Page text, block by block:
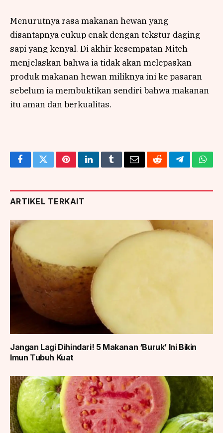
Menurutnya rasa makanan hewan yang
disantapnya cukup enak dengan tekstur daging
sapi yang kenyal. Di akhir kesempatan Mitch
menjelaskan bahwa ia tidak akan melepaskan
produk makanan hewan miliknya ini ke pasaran
sebelum ia membuktikan sendiri bahwa makanan
itu aman dan berkualitas.
FacebookTwitterPinterestLinkedInTumblrEmailRedditTelegram
ARTIKEL TERKAIT
Jangan Lagi Dihindari! 5 Makanan ‘Buruk’ Ini Bikin
Imun Tubuh Kuat